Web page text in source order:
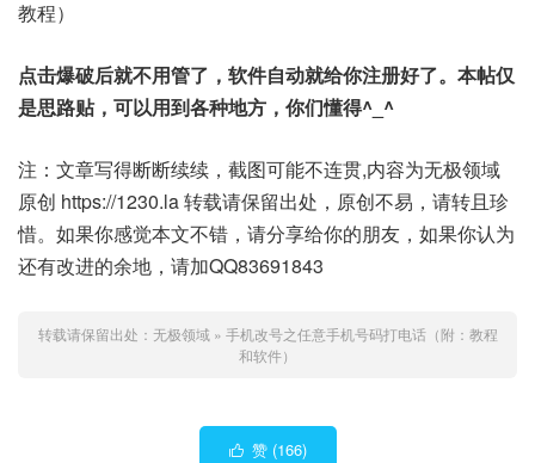
教程）
点击爆破后就不用管了，软件自动就给你注册好了。本帖仅
是思路贴，可以用到各种地方，你们懂得^_^
注：文章写得断断续续，截图可能不连贯,内容为无极领域
原创 https://1230.la 转载请保留出处，原创不易，请转且珍
惜。如果你感觉本文不错，请分享给你的朋友，如果你认为
还有改进的余地，请加QQ83691843
转载请保留出处： 无极领域 » 手机改号之任意手机号码打电话（附：教程
和软件）
 赞 (166)